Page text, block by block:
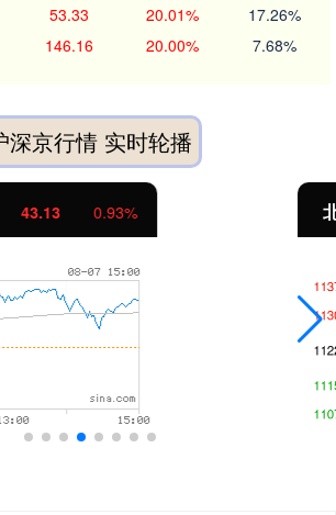
53.33 20.01% 17.26%
146.16 20.00% 7.68%
深京行情 实时轮播
1134.24 11.37